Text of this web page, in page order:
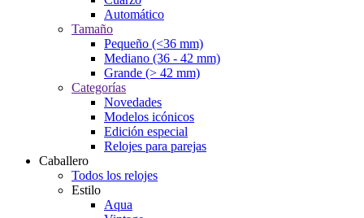
Automático
Tamaño
Pequeño (<36 mm)
Mediano (36 - 42 mm)
Grande (> 42 mm)
Categorías
Novedades
Modelos icónicos
Edición especial
Relojes para parejas
Caballero
Todos los relojes
Estilo
Aqua